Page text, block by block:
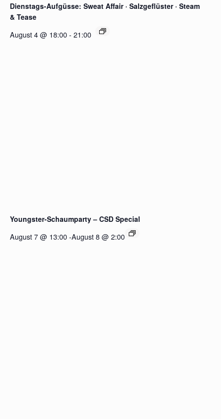
Dienstags-Aufgüsse: Sweat Affair · Salzgeflüster · Steam
& Tease
August 4 @ 18:00- 21:00
Youngster-Schaumparty – CSD Special
August 7 @ 13:00-August 8 @ 2:00